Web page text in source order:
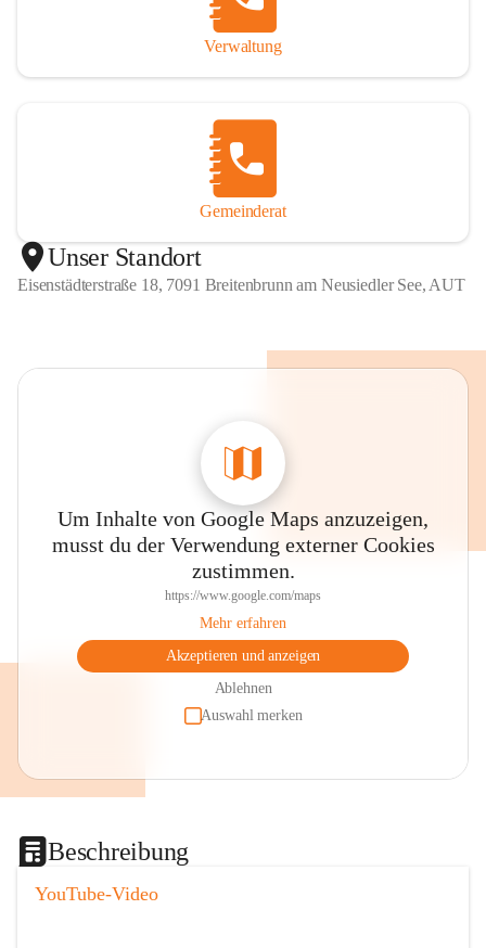
Verwaltung
Gemeinderat
Unser Standort
Eisenstädterstraße 18, 7091 Breitenbrunn am Neusiedler See, AUT
Um Inhalte von Google Maps anzuzeigen,
musst du der Verwendung externer Cookies
zustimmen.
https://www.google.com/maps
Mehr erfahren
Akzeptieren und anzeigen
Ablehnen
Auswahl merken
Beschreibung
YouTube-Video